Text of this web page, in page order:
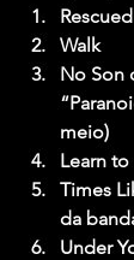
Rescued
Walk
No Son
meio)
Learn to
Times
da
Under